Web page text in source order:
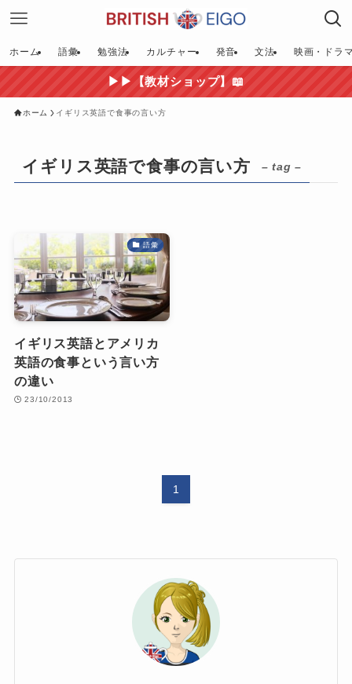
ホーム 語彙 勉強法 カルチャー 発音 文法 映画・ドラ
▶▶【教材ショップ】📖
ホーム イギリス英語で食事の言い方
イギリス英語で食事の言い方 – tag –
語彙
イギリス英語とアメリカ
英語の食事という言い方
の違い
23/10/2013
1